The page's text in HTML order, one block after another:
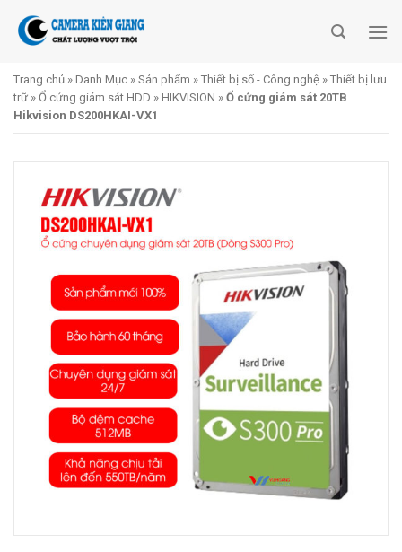
Trang chủ » Danh Mục » Sản phẩm » Thiết bị số - Công nghệ » Thiết bị lưu
trữ » Ổ cứng giám sát HDD » HIKVISION » Ổ cứng giám sát 20TB
Hikvision DS200HKAI-VX1